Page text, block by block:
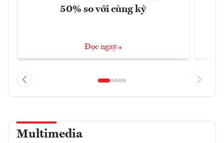
50% so với cùng kỳ
Đọc ngay
Multimedia